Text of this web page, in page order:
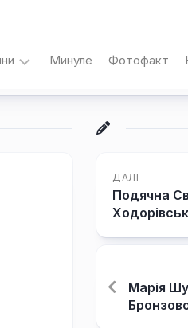
Минуле Фотофакт
ДАЛІ
Подячна
Марія